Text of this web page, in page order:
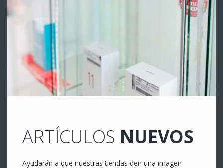
ARTÍCULOS NUEVOS
Ayudarán a que nuestras tiendas den una imagen